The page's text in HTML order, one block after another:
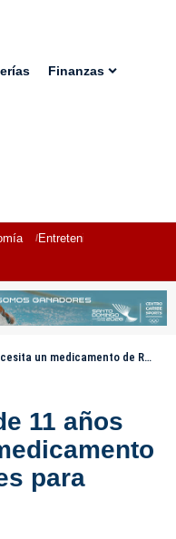
Finanzas
Entretenimiento
de RD$8.7 millones para sobrevivir
11 años
para